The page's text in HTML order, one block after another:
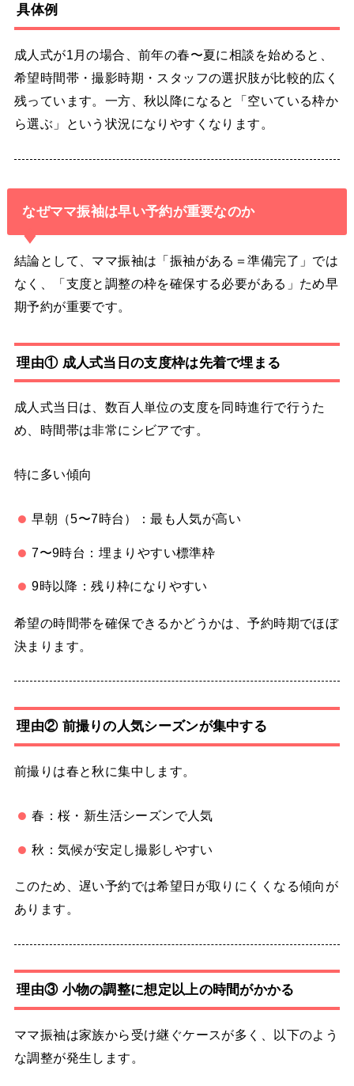
具体例
成人式が1月の場合、前年の春〜夏に相談を始めると、
希望時間帯・撮影時期・スタッフの選択肢が比較的広く
残っています。一方、秋以降になると「空いている枠か
ら選ぶ」という状況になりやすくなります。
なぜママ振袖は早い予約が重要なのか
結論として、ママ振袖は「振袖がある＝準備完了」では
なく、「支度と調整の枠を確保する必要がある」ため早
期予約が重要です。
理由① 成人式当日の支度枠は先着で埋まる
成人式当日は、数百人単位の支度を同時進行で行うた
め、時間帯は非常にシビアです。
特に多い傾向
早朝（5〜7時台）：最も人気が高い
7〜9時台：埋まりやすい標準枠
9時以降：残り枠になりやすい
希望の時間帯を確保できるかどうかは、予約時期でほぼ
決まります。
理由② 前撮りの人気シーズンが集中する
前撮りは春と秋に集中します。
春：桜・新生活シーズンで人気
秋：気候が安定し撮影しやすい
このため、遅い予約では希望日が取りにくくなる傾向が
あります。
理由③ 小物の調整に想定以上の時間がかかる
ママ振袖は家族から受け継ぐケースが多く、以下のよう
な調整が発生します。